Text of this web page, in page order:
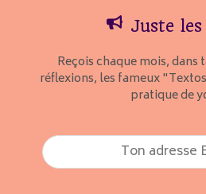
Juste
Reçois chaque mois, dans
réflexions, les fameux
pratique de